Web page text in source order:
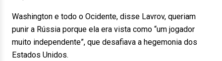
Washington e todo o Ocidente, disse Lavrov, queriam
punir a Rússia porque ela era vista como “um jogador
muito independente”, que desafiava a hegemonia dos
Estados Unidos.